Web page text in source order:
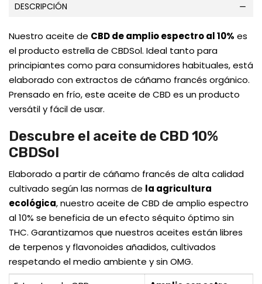
DESCRIPCIÓN
Nuestro aceite de CBD de amplio espectro al 10% es
el producto estrella de CBDSol. Ideal tanto para
principiantes como para consumidores habituales, está
elaborado con extractos de cáñamo francés orgánico.
Prensado en frío, este aceite de CBD es un producto
versátil y fácil de usar.
Descubre el aceite de CBD 10%
CBDSol
Elaborado a partir de cáñamo francés de alta calidad
cultivado según las normas de la agricultura
ecológica, nuestro aceite de CBD de amplio espectro
al 10% se beneficia de un efecto séquito óptimo sin
THC. Garantizamos que nuestros aceites están libres
de terpenos y flavonoides añadidos, cultivados
respetando el medio ambiente y sin OMG.